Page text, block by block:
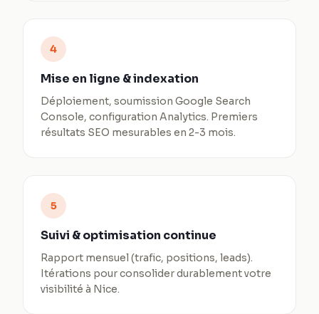
4
Mise en ligne & indexation
Déploiement, soumission Google Search
Console, configuration Analytics. Premiers
résultats SEO mesurables en 2-3 mois.
5
Suivi & optimisation continue
Rapport mensuel (trafic, positions, leads).
Itérations pour consolider durablement votre
visibilité à Nice.